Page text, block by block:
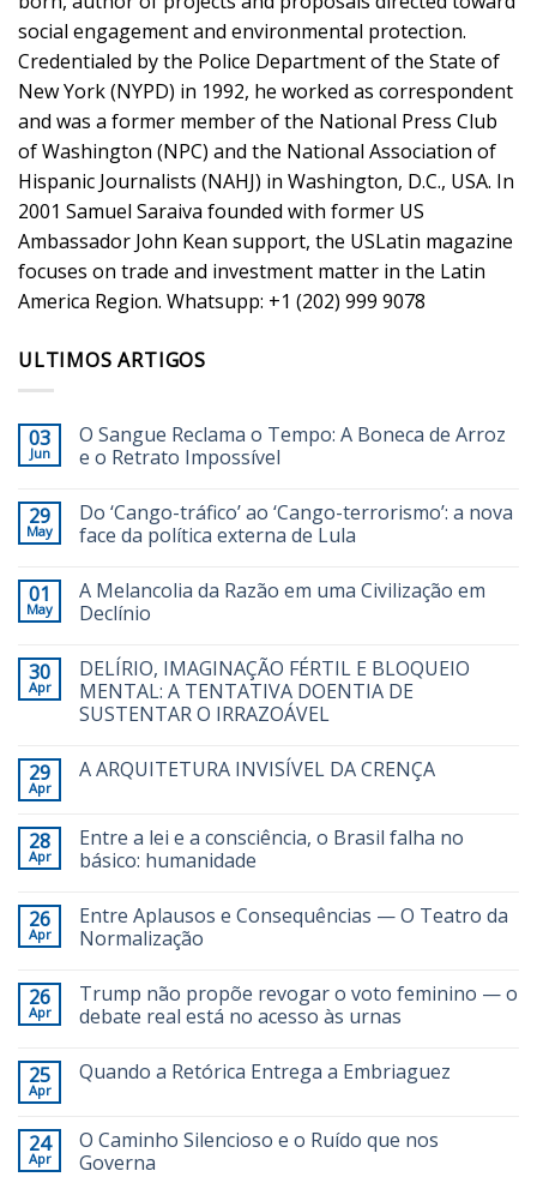
social engagement and environmental protection.
Credentialed by the Police Department of the State of
New York (NYPD) in 1992, he worked as correspondent
and was a former member of the National Press Club
of Washington (NPC) and the National Association of
Hispanic Journalists (NAHJ) in Washington, D.C., USA. In
2001 Samuel Saraiva founded with former US
Ambassador John Kean support, the USLatin magazine
focuses on trade and investment matter in the Latin
America Region. Whatsupp: +1 (202) 999 9078
ULTIMOS ARTIGOS
03
Jun
O Sangue Reclama o Tempo: A Boneca de Arroz
e o Retrato Impossível
29
May
Do ‘Cango-tráfico’ ao ‘Cango-terrorismo’: a nova
face da política externa de Lula
01
May
A Melancolia da Razão em uma Civilização em
Declínio
30
Apr
DELÍRIO, IMAGINAÇÃO FÉRTIL E BLOQUEIO
MENTAL: A TENTATIVA DOENTIA DE
SUSTENTAR O IRRAZOÁVEL
29
Apr
A ARQUITETURA INVISÍVEL DA CRENÇA
28
Apr
Entre a lei e a consciência, o Brasil falha no
básico: humanidade
26
Apr
Entre Aplausos e Consequências — O Teatro da
Normalização
26
Apr
Trump não propõe revogar o voto feminino — o
debate real está no acesso às urnas
25
Apr
Quando a Retórica Entrega a Embriaguez
24
Apr
O Caminho Silencioso e o Ruído que nos
Governa